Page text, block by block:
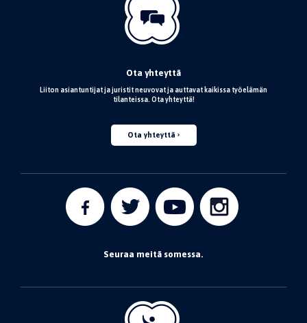
Ota yhteyttä
Liiton asiantuntijat ja juristit neuvovat ja auttavat kaikissa työelämän
tilanteissa. Ota yhteyttä!
Ota yhteyttä
Seuraa meitä somessa.